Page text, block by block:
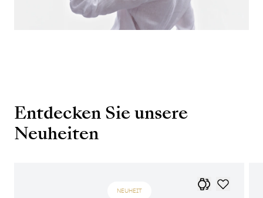
Entdecken Sie unsere
Neuheiten
NEUHEIT